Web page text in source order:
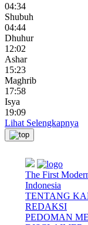
04:34
Shubuh
04:44
Dhuhur
12:02
Ashar
15:23
Maghrib
17:58
Isya
19:09
Lihat Selengkapnya
The First
Indonesia
TENTANG
REDAKSI
PEDOMAN